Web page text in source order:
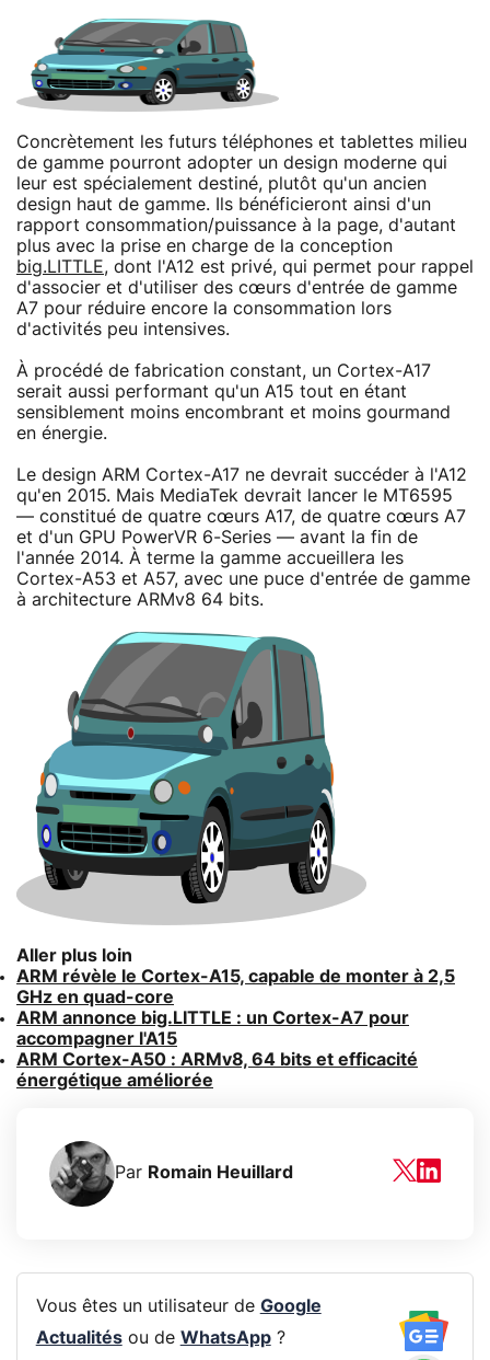
Concrètement les futurs téléphones et tablettes milieu
de gamme pourront adopter un design moderne qui
leur est spécialement destiné, plutôt qu'un ancien
design haut de gamme. Ils bénéficieront ainsi d'un
rapport consommation/puissance à la page, d'autant
plus avec la prise en charge de la conception
big.LITTLE, dont l'A12 est privé, qui permet pour rappel
d'associer et d'utiliser des cœurs d'entrée de gamme
A7 pour réduire encore la consommation lors
d'activités peu intensives.
À procédé de fabrication constant, un Cortex-A17
serait aussi performant qu'un A15 tout en étant
sensiblement moins encombrant et moins gourmand
en énergie.
Le design ARM Cortex-A17 ne devrait succéder à l'A12
qu'en 2015. Mais MediaTek devrait lancer le MT6595
— constitué de quatre cœurs A17, de quatre cœurs A7
et d'un GPU PowerVR 6-Series — avant la fin de
l'année 2014. À terme la gamme accueillera les
Cortex-A53 et A57, avec une puce d'entrée de gamme
à architecture ARMv8 64 bits.
Aller plus loin
ARM révèle le Cortex-A15, capable de monter à 2,5
GHz en quad-core
ARM annonce big.LITTLE : un Cortex-A7 pour
accompagner l'A15
ARM Cortex-A50 : ARMv8, 64 bits et efficacité
énergétique améliorée
Par Romain Heuillard
Vous êtes un utilisateur de Google
Actualitésou de WhatsApp?